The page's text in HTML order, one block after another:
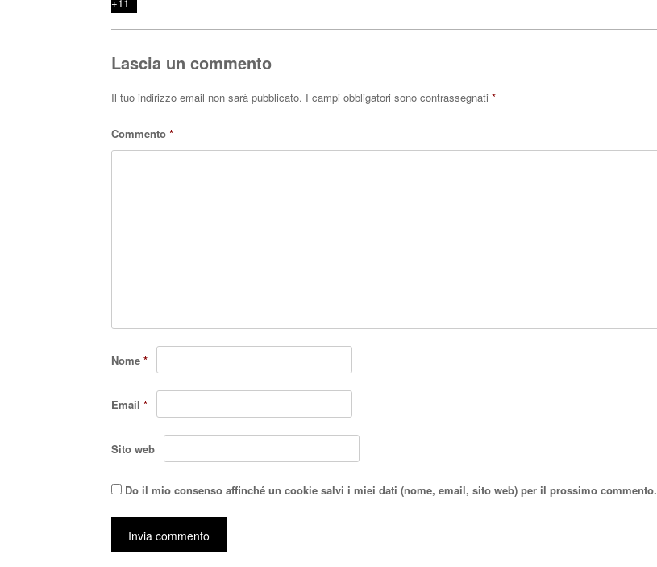
Post navigation
Lascia un commento
Il tuo indirizzo email non sarà pubblicato. I campi obbligatori sono contrassegnati *
Commento *
Nome *
Email *
Sito web
Do il mio consenso affinché un cookie salvi i miei dati (nome, email, sito web) per il prossimo commento.